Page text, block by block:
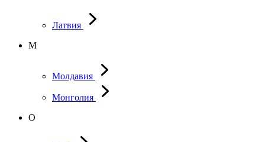
Латвия
М
Молдавия
Монголия
О